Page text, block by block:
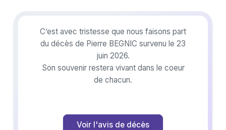
C’est avec tristesse que nous faisons part
du décès de Pierre BEGNIC survenu le 23
juin 2026.
Son souvenir restera vivant dans le coeur
de chacun.
Voir l'avis de décès